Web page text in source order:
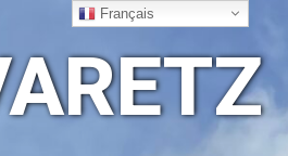
Français